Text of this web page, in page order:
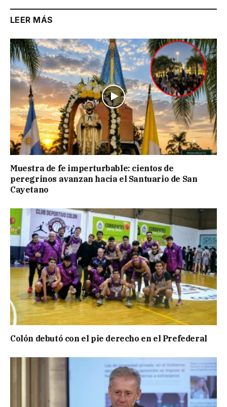
LEER MÁS
Muestra de fe imperturbable: cientos de
peregrinos avanzan hacia el Santuario de San
Cayetano
Colón debutó con el pie derecho en el Prefederal